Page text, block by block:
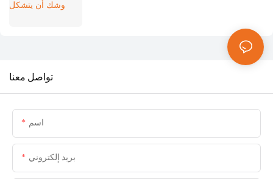
تواصل معنا
اسم
بريد إلكتروني